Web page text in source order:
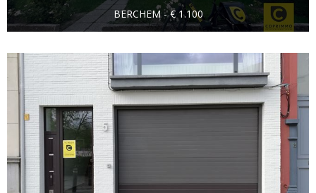
BERCHEM - € 1.100